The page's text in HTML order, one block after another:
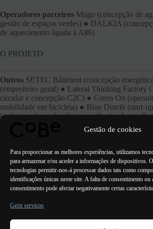
Gestão de cookies
Para proporcionar as melhores experiências, utilizamos
para armazenar e/ou aceder a informações de dispositivos.
tecnologias permitir-nos-á processar dados tais como
identificações únicas neste site. A falta de consentimento ou
consentimento pode afectar negativamente certas
Gerir serviços
Operadores parceiros Mugo (concepção de
gestão de espaços verdes) ● DALKIA
de aquecimento ligada à A86)
O PROJETO
Outros SETEC Bâtiment (concepção
(empreiteiro geral) ● Lateral Thinking Factory
circular e concepção C2C) ● Green On
mobilidade em bicicleta) ● Blue Distrib (start-
logística urbana das últimas milhas) ● Intent
plataforma de gestão de dados imobiliários) ●
de uma rede social local) ● Bureau Veritas
ANTERIOR